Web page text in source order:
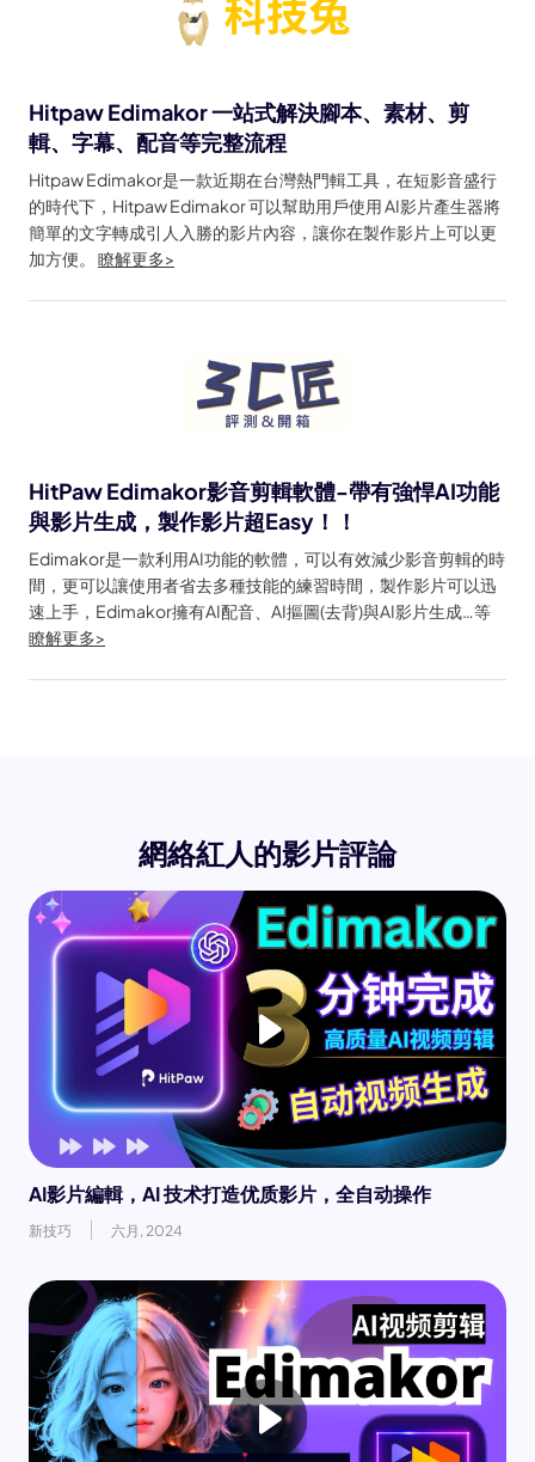
Hitpaw Edimakor 一站式解決腳本、素材、剪
輯、字幕、配音等完整流程
Hitpaw Edimakor是一款近期在台灣熱門輯工具，在短影音盛行
的時代下，Hitpaw Edimakor 可以幫助用戶使用 AI影片產生器將
簡單的文字轉成引人入勝的影片內容，讓你在製作影片上可以更
加方便。 瞭解更多>
HitPaw Edimakor影音剪輯軟體-帶有強悍AI功能
與影片生成，製作影片超Easy！！
Edimakor是一款利用AI功能的軟體，可以有效減少影音剪輯的時
間，更可以讓使用者省去多種技能的練習時間，製作影片可以迅
速上手，Edimakor擁有AI配音、AI摳圖(去背)與AI影片生成…等
瞭解更多>
網絡紅人的影片評論
AI影片編輯，AI 技术打造优质影片，全自动操作
新技巧 六月, 2024